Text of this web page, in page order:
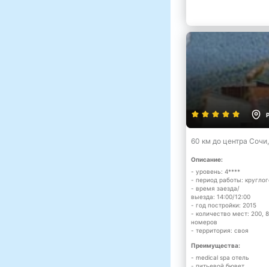
60 км до центра
Описание:
- уровень: 4****
- период работы:
- время заезда/
выезда: 14:00/12:00
- год постройки: 2015
- количество мест: 200,
номеров
- территория: своя
Преимущества:
- medical spa отель